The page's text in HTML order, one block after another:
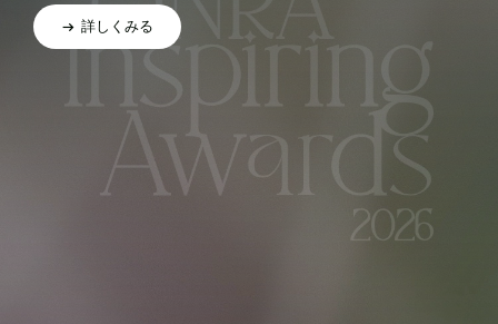
詳しくみる